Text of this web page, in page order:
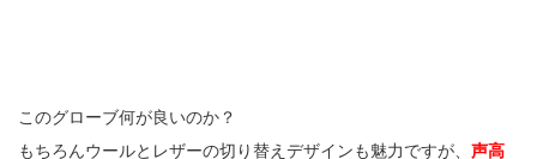
このグローブ何が良いのか？
もちろんウールとレザーの切り替えデザインも魅力ですが、 声高